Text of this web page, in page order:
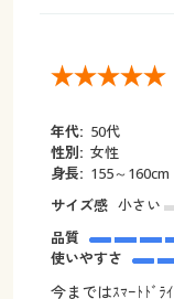
年代: 50代
性別: 女性
身長: 155～160cm
サイズ感 小さい
品質
使いやすさ
今まではｽﾏｰﾄﾄﾞ